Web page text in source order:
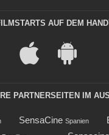
AUF DEM
PARTNERSEITEN IM
SensaCine Spanien